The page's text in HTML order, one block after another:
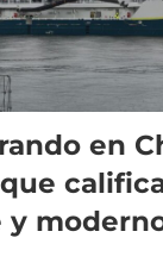
en
y